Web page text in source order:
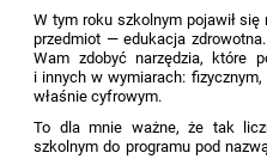
W tym roku szkolnym pojawił
przedmiot — edukacja
Wam zdobyć narzędzia, które
i innych w wymiarach:
właśnie cyfrowym.
To dla mnie ważne, że tak
szkolnym do programu pod